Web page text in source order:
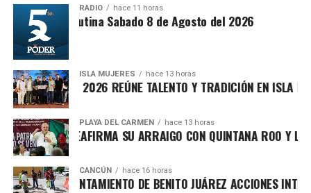
de derechos por defunción,Certificación de
derechos
Modificación de concesión yDesignación
de beneficiarios
RADIO hace 11 horas
Síntesis Matutina Sabado 8 de Agosto del 2026
ISLA MUJERES hace 13 horas
ISLEÑO 2026 REÚNE TALENTO Y TRADICIÓN EN ISLA
PLAYA DEL CARMEN hace 13 horas
MARÍN REAFIRMA SU ARRAIGO CON QUINTANA ROO Y
CANCÚN hace 16 horas
AYUNTAMIENTO DE BENITO JUÁREZ ACCIONES